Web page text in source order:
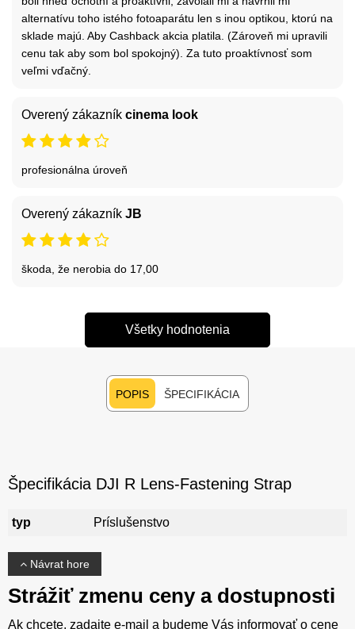
alternatívu toho istého fotoaparátu len s inou optikou, ktorú na
sklade majú. Aby Cashback akcia platila. (Zároveň mi upravili
cenu tak aby som bol spokojný). Za tuto proaktívnosť som
veľmi vďačný.
Overený zákazník cinema look
profesionálna úroveň
Overený zákazník JB
škoda, že nerobia do 17,00
Všetky hodnotenia
POPIS ŠPECIFIKÁCIA
Špecifikácia DJI R Lens-Fastening Strap
typ Príslušenstvo
Návrat hore
Strážiť zmenu ceny a dostupnosti
Ak chcete, zadajte e-mail a budeme Vás informovať o cene